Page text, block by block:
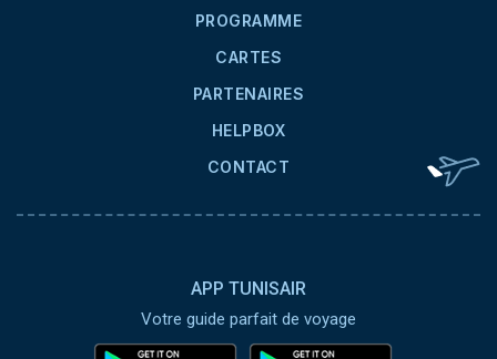
Pied de pagePROGRAMME
CARTES
PARTENAIRES
HELPBOX
CONTACT
APP TUNISAIR
Votre guide parfait de voyage